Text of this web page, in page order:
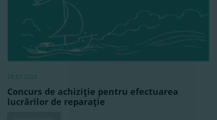
28.07.2023
Concurs de achiziţie pentru efectuarea
lucrărilor de reparaţie